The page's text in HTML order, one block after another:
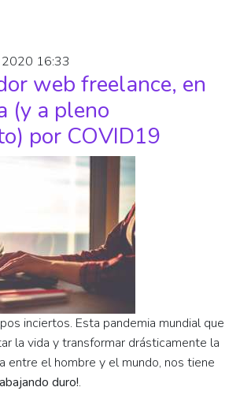
2020 16:33
web freelance, en
(y a pleno
por COVID19
inciertos. Esta pandemia mundial que
la vida y transformar drásticamente la
entre el hombre y el mundo, nos tiene
duro!.